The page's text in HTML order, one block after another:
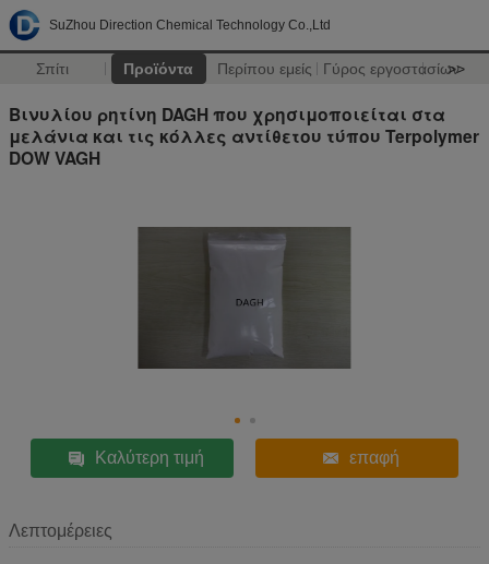
SuZhou Direction Chemical Technology Co.,Ltd
Σπίτι Προϊόντα Περίπου εμείς Γύρος εργοστασίων
>>
Βινυλίου ρητίνη DAGH που χρησιμοποιείται στα
μελάνια και τις κόλλες αντίθετου τύπου Terpolymer
DOW VAGH
Καλύτερη τιμή επαφή
Λεπτομέρειες